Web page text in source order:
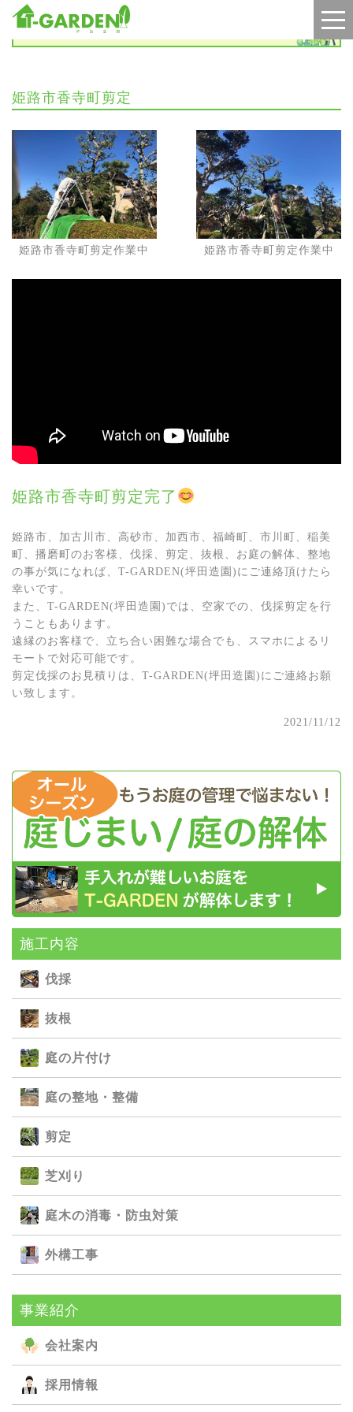
施工実績
施⼯内容
伐採
抜根
庭の⽚付け
庭の整地・整備
剪定
芝刈り
庭⽊の消毒・防⾍対策
外構⼯事
事業紹介
会社案内
採用情報
姫路市香寺町剪定
姫路市香寺町剪定作業中 姫路市香寺町剪定作業中
姫路市香寺町剪定完了
姫路市、加古川市、高砂市、加西市、福崎町、市川町、稲美
町、播磨町のお客様、伐採、剪定、抜根、お庭の解体、整地
の事が気になれば、T-GARDEN(坪田造園)にご連絡頂けたら
幸いです。
また、T-GARDEN(坪田造園)では、空家での、伐採剪定を行
うこともあります。
遠縁のお客様で、立ち合い困難な場合でも、スマホによるリ
モートで対応可能です。
剪定伐採のお見積りは、T-GARDEN(坪田造園)にご連絡お願
い致します。
2021/11/12